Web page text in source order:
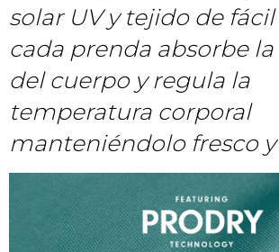
solar UV y tejido de
cada prenda absorbe
del cuerpo y regula la
temperatura corporal
manteniéndolo fresco y